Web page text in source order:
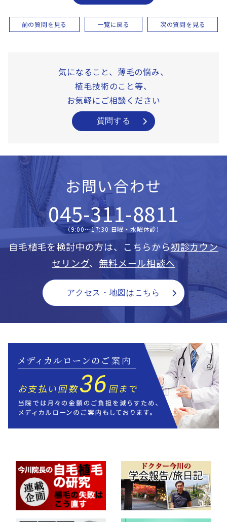
前の質問を見る 一覧に戻る 次の質問を見る
気になること、薄毛の悩み、
植毛技術のこと等、
お気軽にご相談ください
質問する
お問い合わせ
045-311-8811
（9:00〜17:30 日曜・水曜休診）
自毛植毛を検討中の方は、こちらから初診カウン
セリング、 無料メール相談へ
アクセス・地図はこちら